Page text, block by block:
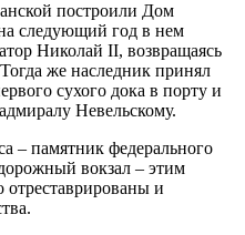
построили Дом
следующий год в нем
Николай II, возвращаясь
же наследник принял
сухого дока в порту и
Невельскому.
– памятник федерального
вокзал – этим
отреставрированы и